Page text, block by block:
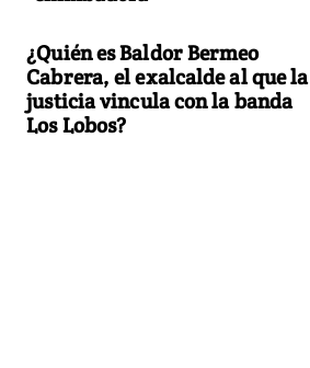
¿Quién es Baldor Bermeo
Cabrera, el exalcalde al que la
justicia vincula con la banda
Los Lobos?